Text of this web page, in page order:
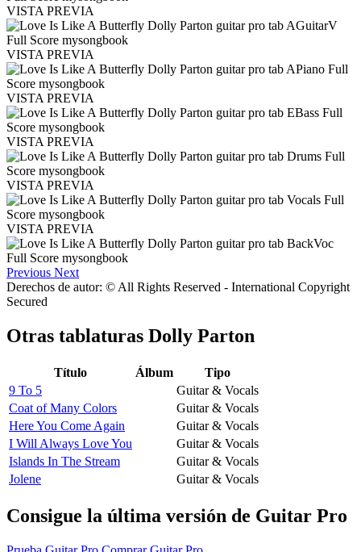
VISTA PREVIA
VISTA PREVIA
VISTA PREVIA
VISTA PREVIA
VISTA PREVIA
VISTA PREVIA
Previous Next
Derechos de autor: © All Rights Reserved - International Copyright
Secured
Otras tablaturas Dolly Parton
Título Álbum
Tipo
9 To 5
Guitar & Vocals
Coat of Many Colors
Guitar & Vocals
Here You Come Again
Guitar & Vocals
I Will Always Love You
Guitar & Vocals
Islands In The Stream
Guitar & Vocals
Jolene
Guitar & Vocals
Consigue la última versión de Guitar Pro